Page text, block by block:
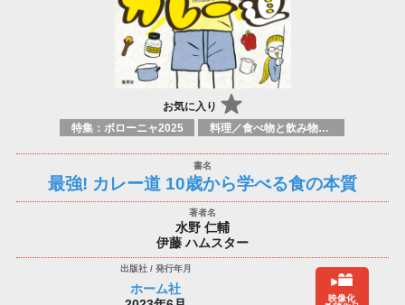
お気に入り
特集：ボローニャ2025 料理／食べ物と飲み物／食に関する記述
最強! カレー道 10歳から学べる食の本質
水野 仁輔
伊藤 ハムスター
ホーム社
映像化